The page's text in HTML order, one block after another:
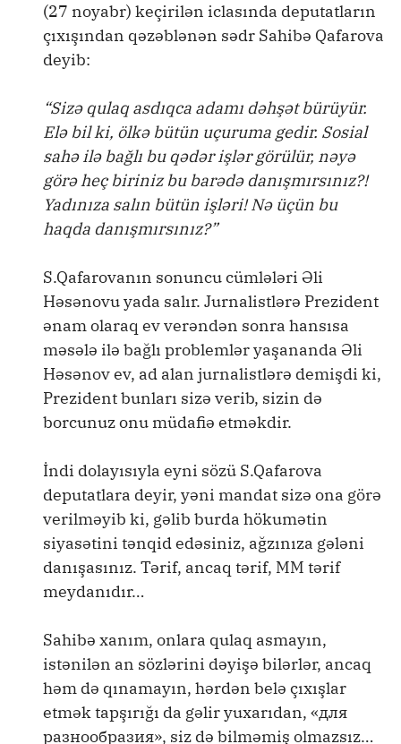
(27 noyabr) keçirilən iclasında deputatların
çıxışından qəzəblənən sədr Sahibə Qafarova
deyib:
“Sizə qulaq asdıqca adamı dəhşət bürüyür.
Elə bil ki, ölkə bütün uçuruma gedir. Sosial
sahə ilə bağlı bu qədər işlər görülür, nəyə
görə heç biriniz bu barədə danışmırsınız?!
Yadınıza salın bütün işləri! Nə üçün bu
haqda danışmırsınız?”
S.Qafarovanın sonuncu cümlələri Əli
Həsənovu yada salır. Jurnalistlərə Prezident
ənam olaraq ev verəndən sonra hansısa
məsələ ilə bağlı problemlər yaşananda Əli
Həsənov ev, ad alan jurnalistlərə demişdi ki,
Prezident bunları sizə verib, sizin də
borcunuz onu müdafiə etməkdir.
İndi dolayısıyla eyni sözü S.Qafarova
deputatlara deyir, yəni mandat sizə ona görə
verilməyib ki, gəlib burda hökumətin
siyasətini tənqid edəsiniz, ağzınıza gələni
danışasınız. Tərif, ancaq tərif, MM tərif
meydanıdır…
Sahibə xanım, onlara qulaq asmayın,
istənilən an sözlərini dəyişə bilərlər, ancaq
həm də qınamayın, hərdən belə çıxışlar
etmək tapşırığı da gəlir yuxarıdan, «для
разнообразия», siz də bilməmiş olmazsız…